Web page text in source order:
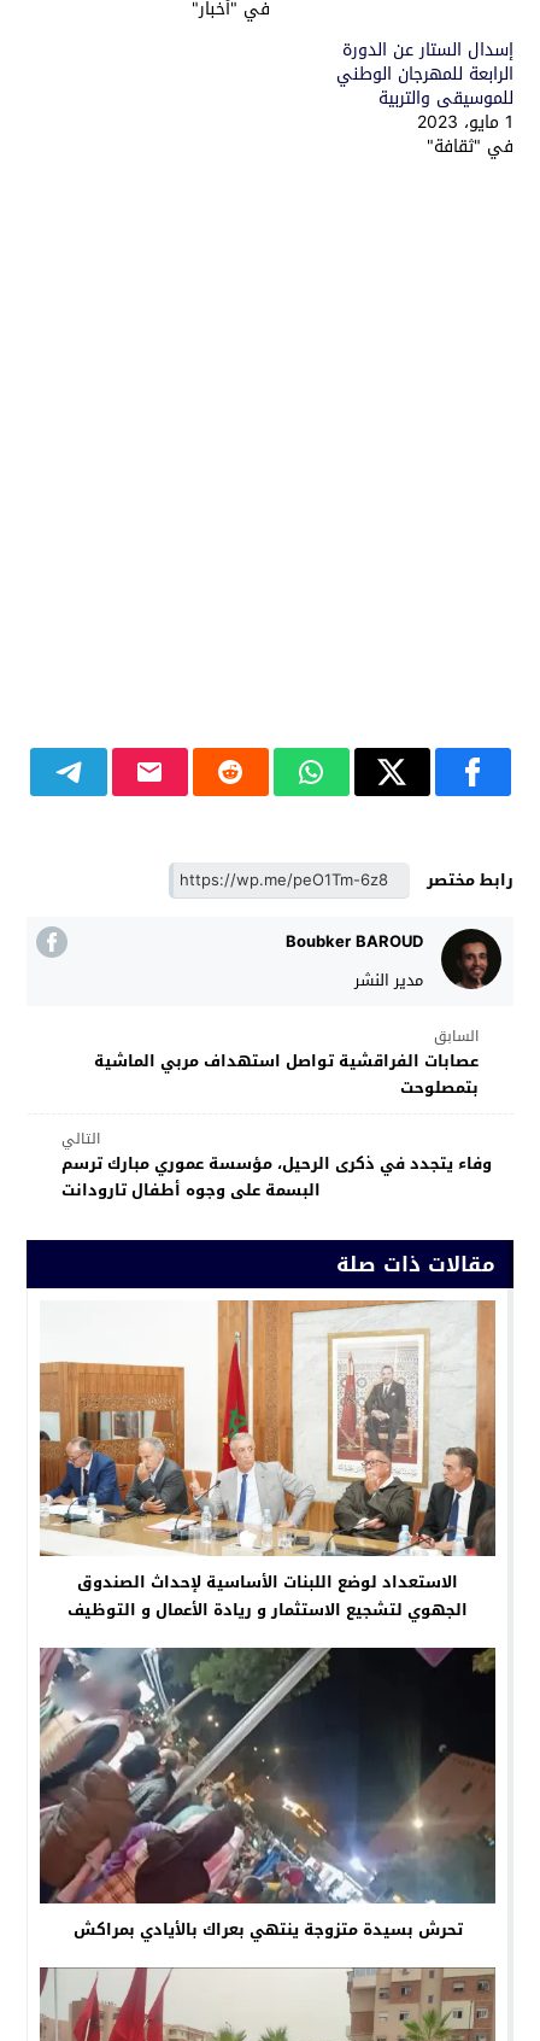
في "أخبار"
إسدال الستار عن الدورة
الرابعة للمهرجان الوطني
للموسيقى والتربية
1 مايو، 2023
في "ثقافة"
رابط مختصر
Boubker BAROUD
مدير النشر
السابق
عصابات الفراقشية تواصل استهداف مربي الماشية
بتمصلوحت
التالي
وفاء يتجدد في ذكرى الرحيل، مؤسسة عموري مبارك ترسم
البسمة على وجوه أطفال تارودانت
مقالات ذات صلة
الاستعداد لوضع اللبنات الأساسية لإحداث الصندوق
الجهوي لتشجيع الاستثمار و ريادة الأعمال و التوظيف
تحرش بسيدة متزوجة ينتهي بعراك بالأيادي بمراكش